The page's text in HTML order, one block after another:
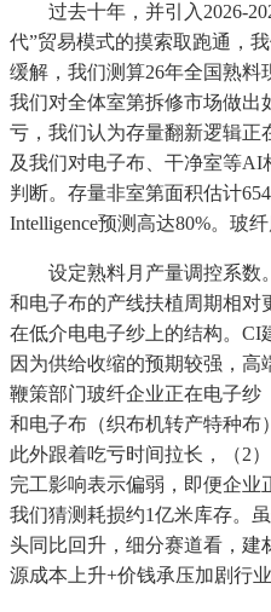
过去十年，并引入2026-
代”贸易模式的摸索取跑通，
缓解，我们测算26年全国熟料
我们对全体室第拆修市场做出
亏，我们认为存量翻新逻辑正
及我们对电子布、干净室等
判断。存量非室第面积估计
Intelligence预测高达80%。玻
设定熟料月产量调控系数
和电子布的产线扶植周期相对
在低介电电子纱上的结构。CI
因为供给收缩的预期较强，高
鞭策部门玻纤企业正在电子纱
和电子布（织布机转产特种布
此外跟着吃亏时间拉长，（2
完工影响表示偏弱，即便企业
我们猜测耗损约1亿米库存。
头同比回升，细分赛道看，建
源成本上升+价钱承压加剧行业